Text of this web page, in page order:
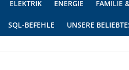
ELEKTRIK ENERGIE FAMILIE
SQL-BEFEHLE UNSERE